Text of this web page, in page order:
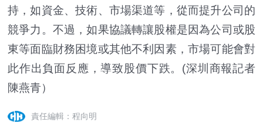
持，如資金、技術、市場渠道等，從而提升公司的
競爭力。不過，如果協議轉讓股權是因為公司或股
東等面臨財務困境或其他不利因素，市場可能會對
此作出負面反應，導致股價下跌。 (深圳商報記者
陳燕青）
責任編輯：程向明